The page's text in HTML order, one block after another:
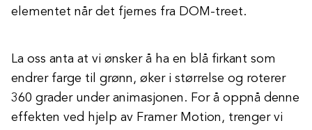
elementet når det fjernes fra DOM-treet.
La oss anta at vi ønsker å ha en blå firkant som
endrer farge til grønn, øker i størrelse og roterer
360 grader under animasjonen. For å oppnå denne
effekten ved hjelp av Framer Motion, trenger vi